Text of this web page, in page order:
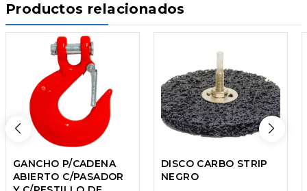
Productos relacionados
GANCHO P/CADENA
ABIERTO C/PASADOR
DISCO CARBO STRIP
NEGRO